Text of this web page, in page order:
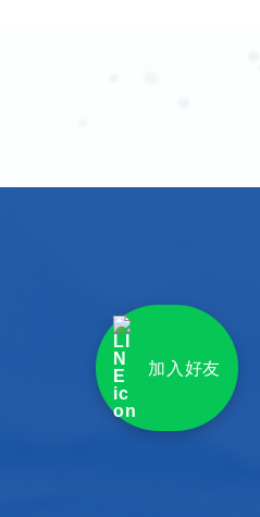
加入好友